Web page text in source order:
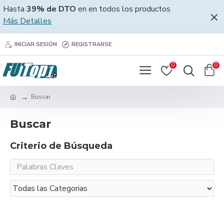
Hasta 39% de DTO en en todos los productos
Más Detalles
INICIAR SESIÓN REGISTRARSE
0 0
Buscar
Buscar
Criterio de Búsqueda